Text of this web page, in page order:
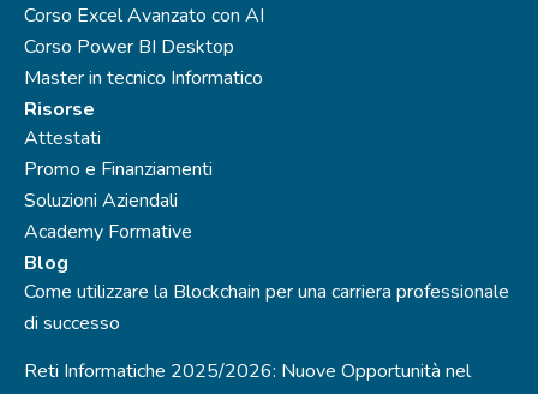
Corso Excel Avanzato con AI
Corso Power BI Desktop
Master in tecnico Informatico
Risorse
Attestati
Promo e Finanziamenti
Soluzioni Aziendali
Academy Formative
Blog
Come utilizzare la Blockchain per una carriera professionale
di successo
Reti Informatiche 2025/2026: Nuove Opportunità nel